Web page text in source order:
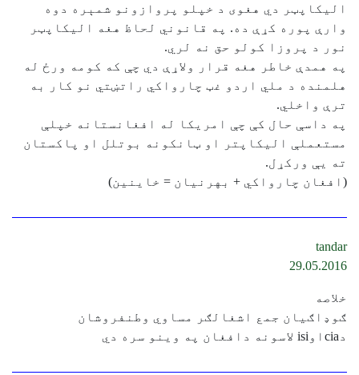
اليکاپټر دي هغوی د خپلو پروازونو شمېره دوه
وارې پوره کړې ده. په قانوني لحاظ هغه اليکاپټر
نور د پروزا کولو حق نه لري.
په همدې خاطر هغه قرار ولاړې دي چې که کومه ورځ له
هلمنده د ملي اردو غټ چارواکي راتښتي نو کار به
ترې واخلي.
په داسې حال کې چې امريکا له افغانستانه خپلې
مستعملې اليکاپتر او ټانکونه بوتلل او پاکستان
ته يې ورکړل.
(افغان چارواکي + بهرنيان = خاينين)
tandar
29.05.2016
خلاصه
ګوډاګيان جمع اشغالګر مساوي وطنفروشان
دciaاوisi لاسونه دافغان په وينو سره دي